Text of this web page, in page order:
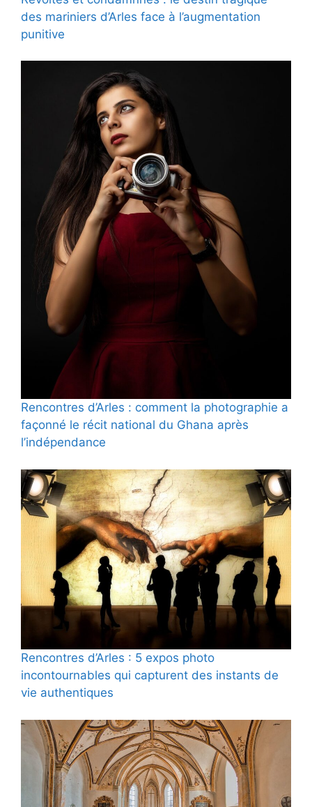
des mariniers d’Arles face à l’augmentation
punitive
Rencontres d’Arles : comment la photographie a
façonné le récit national du Ghana après
l’indépendance
Rencontres d’Arles : 5 expos photo
incontournables qui capturent des instants de
vie authentiques